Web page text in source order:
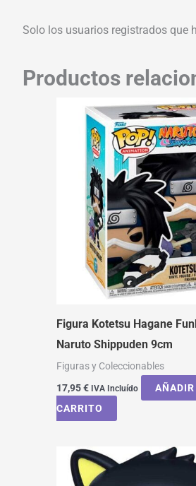
Solo los usuarios registrados que
Productos
Figura Kotetsu Hagane
Naruto Shippuden 9cm
Figuras y Coleccionables
17,95€ IVA Incluído
CARRITO